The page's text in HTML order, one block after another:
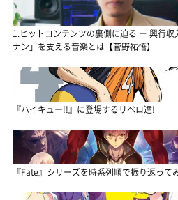
1.ヒットコンテンツの裏側に迫る － 興行
ナン」を支える音楽とは【菅野祐悟】
『ハイキュー!!』に登場するリベロ達!
『Fate』シリーズを時系列順で振り返って